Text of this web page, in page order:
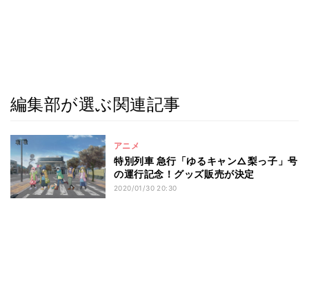
編集部が選ぶ関連記事
アニメ
特別列車 急行「ゆるキャン△梨っ子」号
の運行記念！グッズ販売が決定
2020/01/30 20:30